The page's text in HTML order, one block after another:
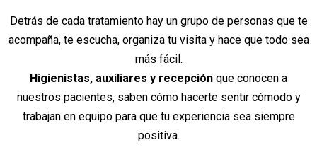
Detrás de cada tratamiento hay un grupo de personas que te
acompaña, te escucha, organiza tu visita y hace que todo sea
más fácil.
Higienistas, auxiliares y recepción que conocen a
nuestros pacientes, saben cómo hacerte sentir cómodo y
trabajan en equipo para que tu experiencia sea siempre
positiva.